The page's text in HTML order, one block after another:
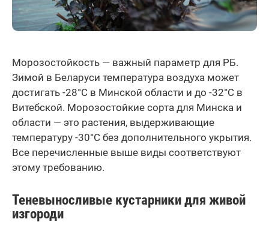
Морозостойкость — важный параметр для РБ.
Зимой в Беларуси температура воздуха может
достигать -28°C в Минской области и до -32°C в
Витебской. Морозостойкие сорта для Минска и
области — это растения, выдерживающие
температуру -30°C без дополнительного укрытия.
Все перечисленные выше виды соответствуют
этому требованию.
Теневыносливые кустарники для живой
изгороди